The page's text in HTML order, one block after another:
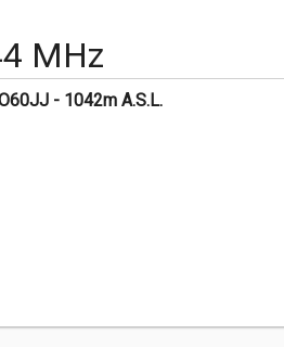
MHz
- 1042m A.S.L.